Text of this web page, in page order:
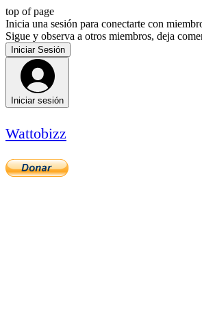
top of page
Inicia una sesión para conectarte con
Sigue y observa a otros miembros, deja
Iniciar Sesión
Iniciar sesión
Wattobizz